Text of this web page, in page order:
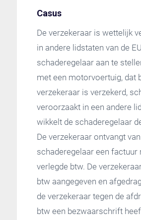
Casus
De verzekeraar is wettelijk
in andere lidstaten van de
schaderegelaar aan te
met een motorvoertuig, dat
verzekeraar is verzekerd,
veroorzaakt in een andere
wikkelt de schaderegelaar
De verzekeraar ontvangt
schaderegelaar een factuur
verlegde btw. De
btw aangegeven en
de verzekeraar tegen de
btw een bezwaarschrift